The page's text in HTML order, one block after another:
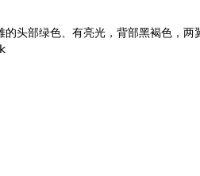
的头部绿色、有亮光，背部黑褐色，